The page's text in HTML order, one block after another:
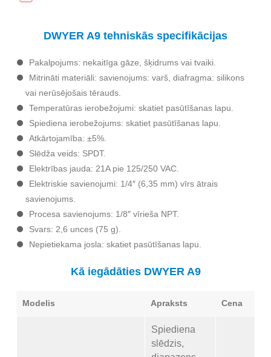
DWYER A9 tehniskās specifikācijas
Pakalpojums: nekaitīga gāze, šķidrums vai tvaiki.
Mitrināti materiāli: savienojums: varš, diafragma: silikons
vai nerūsējošais tērauds.
Temperatūras ierobežojumi: skatiet pasūtīšanas lapu.
Spiediena ierobežojums: skatiet pasūtīšanas lapu.
Atkārtojamība: ±5%.
Slēdža veids: SPDT.
Elektrības jauda: 21A pie 125/250 VAC.
Elektriskie savienojumi: 1/4″ (6,35 mm) vīrs ātrais
savienojums.
Procesa savienojums: 1/8″ vīrieša NPT.
Svars: 2,6 unces (75 g).
Nepietiekama josla: skatiet pasūtīšanas lapu.
Kā iegādāties DWYER A9
Modelis Apraksts Cena
Spiediena
slēdzis,